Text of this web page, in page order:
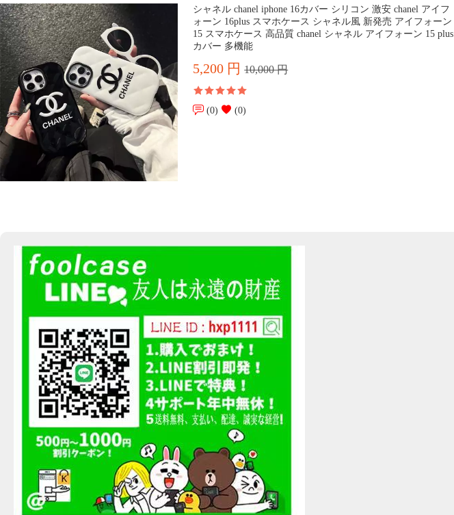
シャネル chanel iphone 16カバー シリコン 激安 chanel アイフ
ォーン 16plus スマホケース シャネル風 新発売 アイフォーン
15 スマホケース 高品質 chanel シャネル アイフォーン 15 plus
カバー 多機能
5,200 円10,000 円
(0) (0)